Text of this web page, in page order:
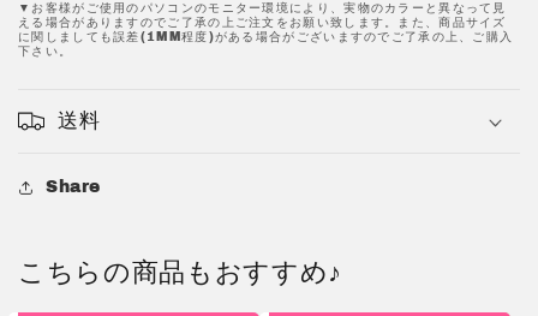
▼お客様がご使用のパソコンのモニター環境により、実物のカラーと異なって見
える場合がありますのでご了承の上ご注文をお願い致します。また、商品サイズ
に関しましても誤差(1MM程度)がある場合がございますのでご了承の上、ご購入
下さい。
送料
Share
こちらの商品もおすすめ♪